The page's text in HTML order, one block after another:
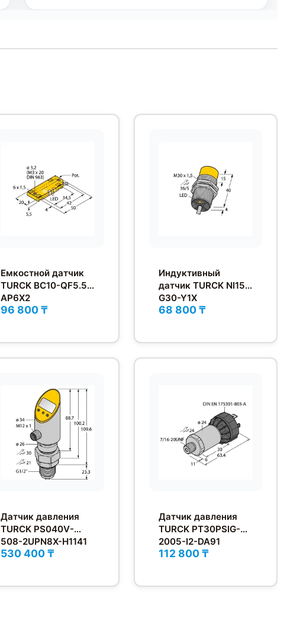
Емкостной датчик
TURCK BC10-QF5.5-
AP6X2
96 800 ₸
Индуктивный
датчик TURCK NI15-
G30-Y1X
68 800 ₸
Датчик давления
TURCK PS040V-
508-2UPN8X-H1141
530 400 ₸
Датчик давления
TURCK PT30PSIG-
2005-I2-DA91
112 800 ₸